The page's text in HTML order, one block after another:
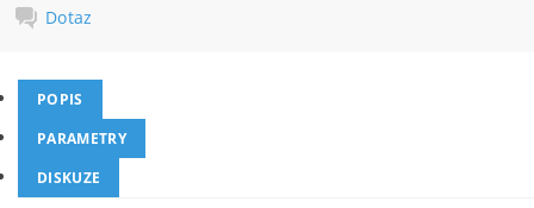
Dotaz
POPIS
PARAMETRY
DISKUZE